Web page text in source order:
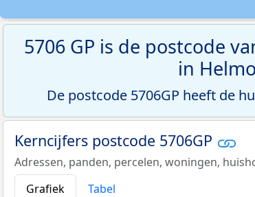
5706 GP is de postcode
in
De postcode 5706GP heeft de
Kerncijfers postcode 5706GP
Adressen, panden, percelen, woningen,
Grafiek
Tabel